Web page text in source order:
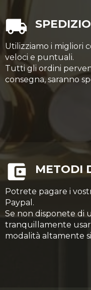
Utilizziamo i migliori
veloci e puntuali.
Tutti gli ordini
consegna, saranno
METODI
Potrete pagare i
Paypal.
Se non disponete di
tranquillamente
modalità altamente